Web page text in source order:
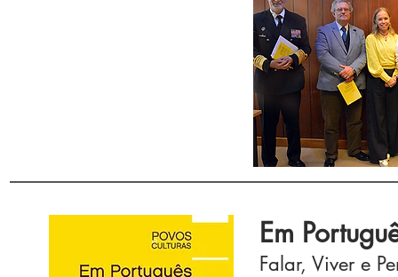
Em
Falar, Viver e